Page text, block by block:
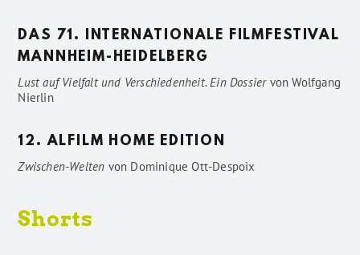
DAS 71. INTERNATIONALE FILMFESTIVAL
MANNHEIM-HEIDELBERG
Lust auf Vielfalt und Verschiedenheit. Ein DossiervonWolfgang
Nierlin
12. ALFILM HOME EDITION
Zwischen-Welten von Dominique Ott-Despoix
Shorts